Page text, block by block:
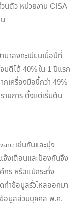
นตัว หน่วยงาน CISA
มาลงทะเบียนเมื่อปีที่
มตีได้ 40% ใน 1 ปีแรก
กเครื่องมือนี้กว่า 49%
ายการ ตั้งแต่เริ่มต้น
เช่นกันและมุ่ง
จ้งเตือนและป้องกันจึง
กร หรือแม้กระทั่ง
ทำข้อมูลรั่วไหลออกมา
อมูลส่วนบุคคล พ.ศ.